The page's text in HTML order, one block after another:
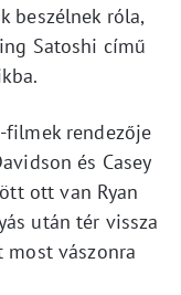
beszélnek róla,
Satoshi című
rendezője
és Casey
ott van Ryan
után tér vissza
vászonra